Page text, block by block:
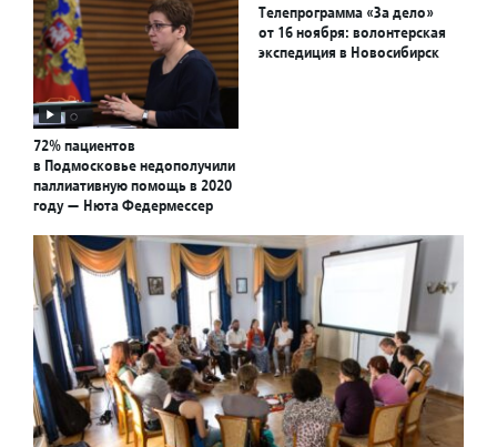
72% пациентов
в Подмосковье недополучили
паллиативную помощь в 2020
году — Нюта Федермессер
Телепрограмма «За дело»
от 16 ноября: волонтерская
экспедиция в Новосибирск